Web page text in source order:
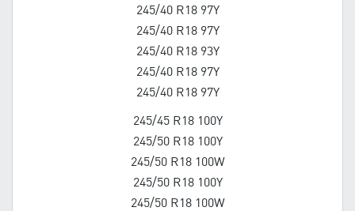
245/40 R18 97Y
245/40 R18 97Y
245/40 R18 93Y
245/40 R18 97Y
245/40 R18 97Y
245/45 R18 100Y
245/50 R18 100Y
245/50 R18 100W
245/50 R18 100Y
245/50 R18 100W